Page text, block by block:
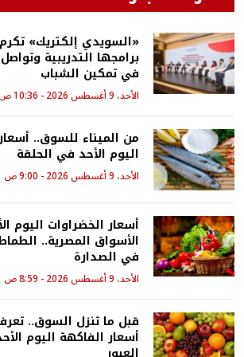
«السويدي إلكتريك»
برامجها التدريبية
في تمكين الشباب
الأحد، 9 أغسطس 2026 - 10:36 ص
من الميناء للسوق..
اليوم الأحد في الحلقة
الأحد، 9 أغسطس 2026 - 9:00 ص
أسعار الخضراوات اليوم
الأسواق المصرية..
في الصدارة
الأحد، 9 أغسطس 2026 - 8:59 ص
قبل ما تنزل السوق..
أسعار الفاكهة اليوم